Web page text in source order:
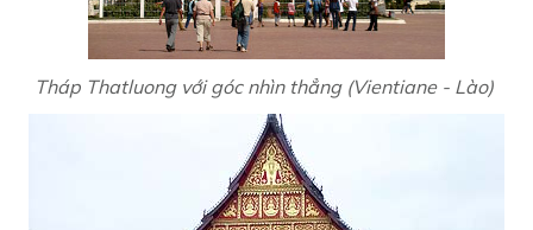
Tháp Thatluong với góc nhìn thẳng (Vientiane - Lào)